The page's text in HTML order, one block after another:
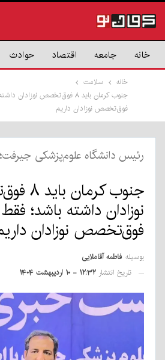
خانه جامعه اقتصاد حوادث
خانه
سلامت
جنوب کرمان باید ۸ فوق‌تخصص
فوق‌تخصص نوزادان داریم
رئیس دانشگاه علوم‌پزشکی جیرفت؛
جنوب
نوزادان داشته باشد؛
فوق‌تخصص نوزادان
بوسیله فاطمه آقاملایی
تاریخ انتشار ۱۲:۳۲ - ۱۰ اردیبهشت ۱۴۰۴